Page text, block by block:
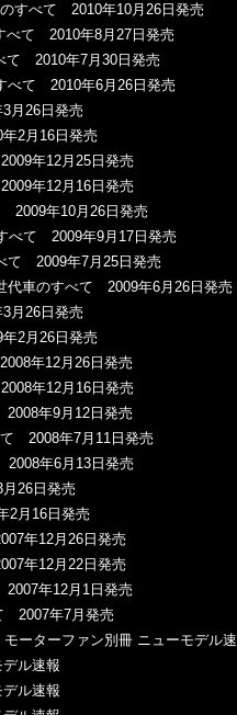
すべて 2010年10月26日発売
べて 2010年8月27日発売
て 2010年7月30日発売
べて 2010年6月26日発売
月26日発売
2月16日発売
年12月25日発売
年12月16日発売
2009年10月26日発売
べて 2009年9月17日発売
て 2009年7月25日発売
代車のすべて 2009年6月26日発売
月26日発売
2月26日発売
年12月26日発売
年12月16日発売
年9月12日発売
2008年7月11日発売
年6月13日発売
26日発売
月16日発売
年12月26日発売
年12月22日発売
年12月1日発売
2007年7月発売